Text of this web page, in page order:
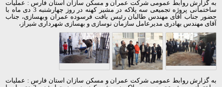
گردید
به گزارش روابط عمومی شرکت عمران و مسکن سازان استان فارس : عملیات
ساختمانی پروژه تجمیعی سه پلاکه در مشیر کهنه در روز چهارشنبه 3 دی ماه با
حضور جناب آقای مهندس طالبان رئیس بافت فرسوده عمران وبهسازی، جناب
آقای مهندس بهادری مدیرعامل سازمان نوسازی و بهسازی شهرداری شیراز،
به گزارش روابط عمومی شرکت عمران و مسکن سازان استان فارس : عملیات